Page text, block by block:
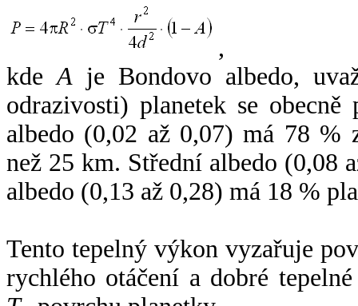
,
kdeA je Bondovo albedo,
odrazivosti) planetek se
albedo (0,02 až 0,07) má 78 %
než 25 km. Střední albedo (0,08
albedo (0,13 až 0,28) má 18 %
Tento tepelný výkon vyzařuje
rychlého otáčení a dobré